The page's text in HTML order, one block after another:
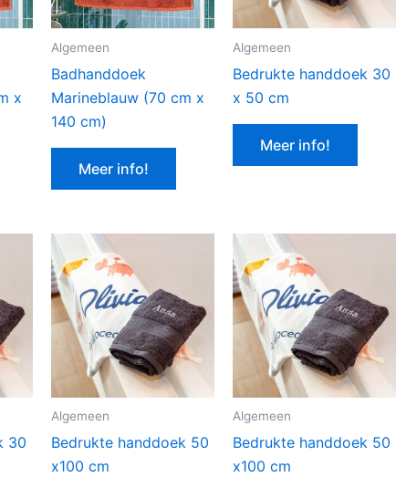
x
Algemeen
Badhanddoek
Marineblauw (70 cm x
140 cm)
Meer info!
Algemeen
Bedrukte handdoek 30
x 50 cm
Meer info!
30
Algemeen
Bedrukte handdoek 50
x100 cm
Algemeen
Bedrukte handdoek 50
x100 cm